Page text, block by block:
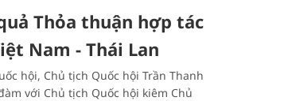
Thỏa thuận hợp tác
Nam - Thái Lan
hội, Chủ tịch Quốc hội Trần Thanh
với Chủ tịch Quốc hội kiêm Chủ